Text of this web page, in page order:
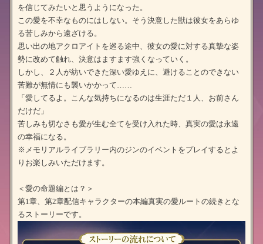
を信じてみたいと思うようになった。
この愛を不幸なものにはしない。そう決意した獣は彼女をあらゆ
る苦しみから遠ざける。
思い出の地アクロアイトを巡る途中、彼女の愛に対する真摯な姿
勢に改めて触れ、決意はますます強くなっていく。
しかし、２人が紡いできた深い愛ゆえに、避けることのできない
苦難が無情にも襲いかかって……
「愛してるよ。こんな気持ちになるのは生涯ただ１人、お前さん
だけだ」
苦しみも切なさも愛が生む全てを受け入れた時、真実の愛は永遠
の幸福になる。
※メモリアルライブラリー内のジンのイベントをプレイするとよ
りお楽しみいただけます。
＜愛の命題編とは？＞
第1章、第2章配信キャラクターの本編真実の愛ルートの続きとな
るストーリーです。